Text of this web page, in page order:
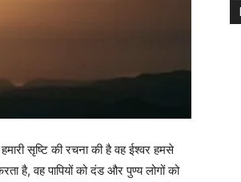
सृष्टि की रचना की है वह ईश्वर हमसे
है, वह पापियों को दंड और पुण्य लोगों को